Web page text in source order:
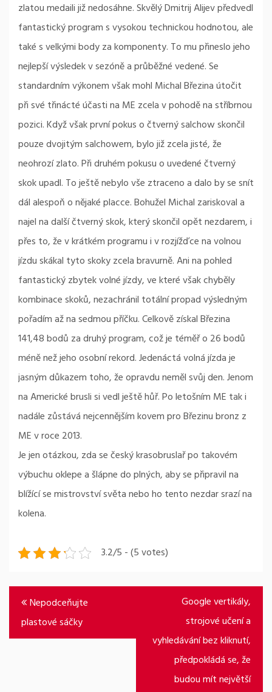
zlatou medaili již nedosáhne. Skvělý Dmitrij Alijev předvedl
fantastický program s vysokou technickou hodnotou, ale
také s velkými body za komponenty. To mu přineslo jeho
nejlepší výsledek v sezóně a průběžné vedené. Se
standardním výkonem však mohl Michal Březina útočit
při své třinácté účasti na ME zcela v pohodě na stříbrnou
pozici. Když však první pokus o čtverný salchow skončil
pouze dvojitým salchowem, bylo již zcela jisté, že
neohrozí zlato. Při druhém pokusu o uvedené čtverný
skok upadl. To ještě nebylo vše ztraceno a dalo by se snít
dál alespoň o nějaké placce. Bohužel Michal zariskoval a
najel na další čtverný skok, který skončil opět nezdarem, i
přes to, že v krátkém programu i v rozjížďce na volnou
jízdu skákal tyto skoky zcela bravurně. Ani na pohled
fantastický zbytek volné jízdy, ve které však chyběly
kombinace skoků, nezachránil totální propad výsledným
pořadím až na sedmou příčku. Celkově získal Březina
141,48 bodů za druhý program, což je téměř o 26 bodů
méně než jeho osobní rekord. Jedenáctá volná jízda je
jasným důkazem toho, že opravdu neměl svůj den. Jenom
na Americké brusli si vedl ještě hůř. Po letošním ME tak i
nadále zůstává nejcennějším kovem pro Březinu bronz z
ME v roce 2013.
Je jen otázkou, zda se český krasobruslař po takovém
výbuchu oklepe a šlápne do plných, aby se připravil na
blížící se mistrovství světa nebo ho tento nezdar srazí na
kolena.
3.2/5 - (5 votes)
Navigace
pro
příspěvek
Nepodceňujte
plastové sáčky
Google vertikály,
strojové učení a
vyhledávání bez kliknutí,
předpokládá se, že
budou mít největší